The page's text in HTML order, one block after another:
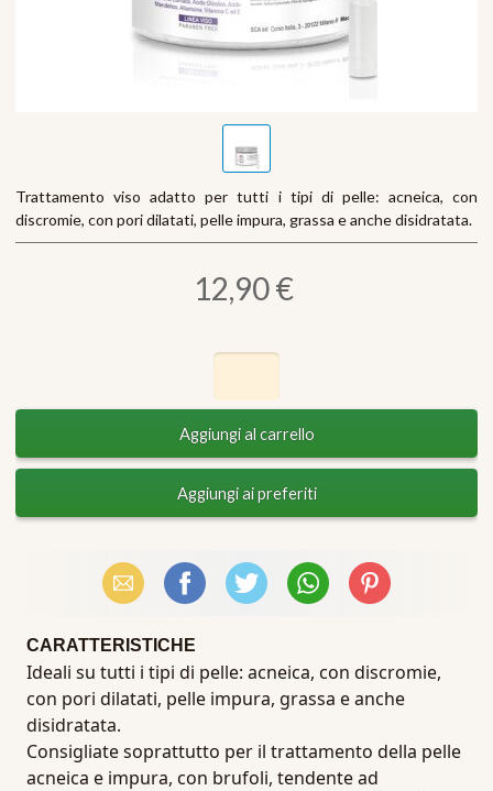
Trattamento viso adatto per tutti i tipi di pelle: acneica, con
discromie, con pori dilatati, pelle impura, grassa e anche disidratata.
12,90 €
Email FacebookX (Twitter)WhatsAppPinterest
CARATTERISTICHE
Ideali su tutti i tipi di pelle: acneica, con discromie,
con pori dilatati, pelle impura, grassa e anche
disidratata.
Consigliate soprattutto per il trattamento della pelle
acneica e impura, con brufoli, tendente ad